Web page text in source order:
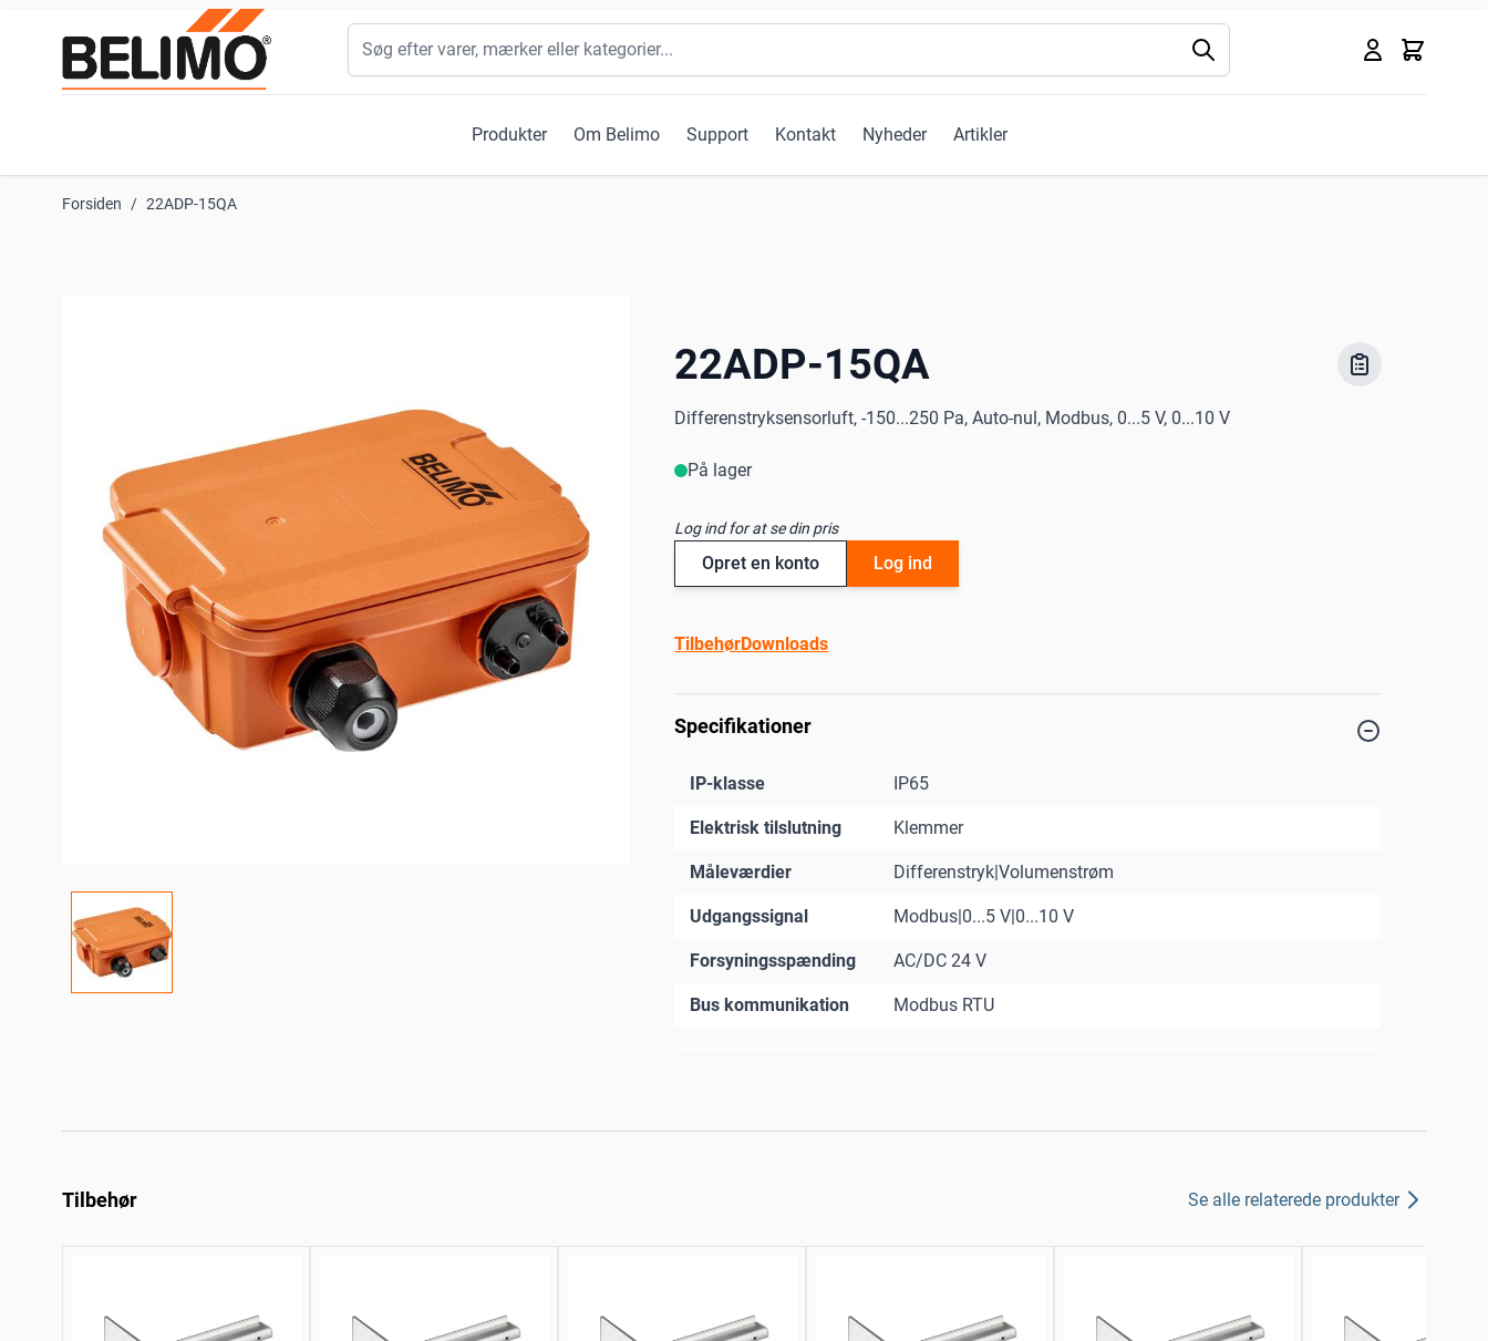
Produkter Om Belimo Support Kontakt Nyheder Artikler
Kurv
Søg
Forsiden / 22ADP-15QA
22ADP-15QA
Differenstryksensorluft, -150...250 Pa, Auto-nul, Modbus, 0...5 V, 0...10 V
På lager
Log ind for at se din pris
Opret en konto Log ind
TilbehørDownloads
Specifikationer
IP-klasse IP65
Elektrisk tilslutning Klemmer
Måleværdier Differenstryk|Volumenstrøm
Udgangssignal Modbus|0...5 V|0...10 V
Forsyningsspænding AC/DC 24 V
Bus kommunikation Modbus RTU
Tilbehør Se alle relaterede produkter